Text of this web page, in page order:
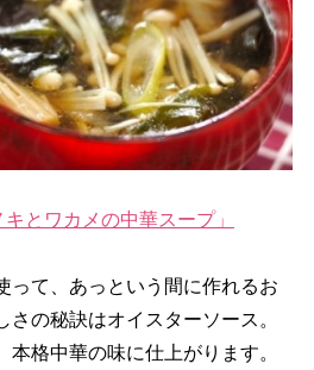
とワカメの中華スープ」
って、あっという間に作れるお
の秘訣はオイスターソース。
本格中華の味に仕上がります。